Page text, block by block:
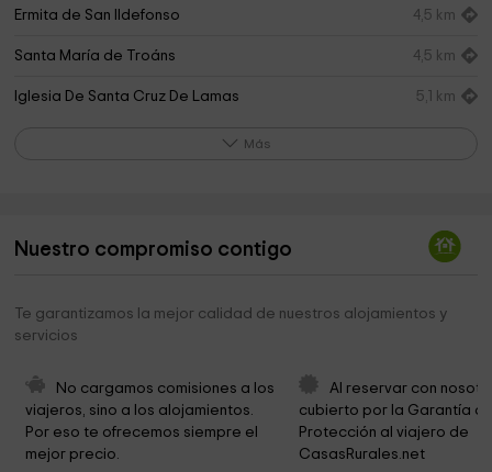
Ermita de San Ildefonso 4,5 km
Santa María de Troáns 4,5 km
Iglesia De Santa Cruz De Lamas 5,1 km
Parroquia de Santa María de Cuntis 7,0 km
A Feira . Park
Petróglifo Outeiro das Cartas
San Martiño De Laxe
Cementerio 7,6 km
Más
Nuestro compromiso contigo
Te garantizamos la mejor calidad de nuestros alojamientos y
servicios
No cargamos comisiones a los
viajeros, sino a los alojamientos.
Por eso te ofrecemos siempre el
mejor precio.
Al reservar con
cubierto por la Garantía
Protección al viajero de
CasasRurales.net